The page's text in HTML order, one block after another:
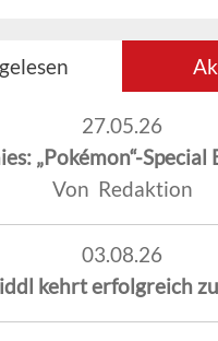
27.05.26
„Pokémon“-Special
Von Redaktion
03.08.26
kehrt erfolgreich